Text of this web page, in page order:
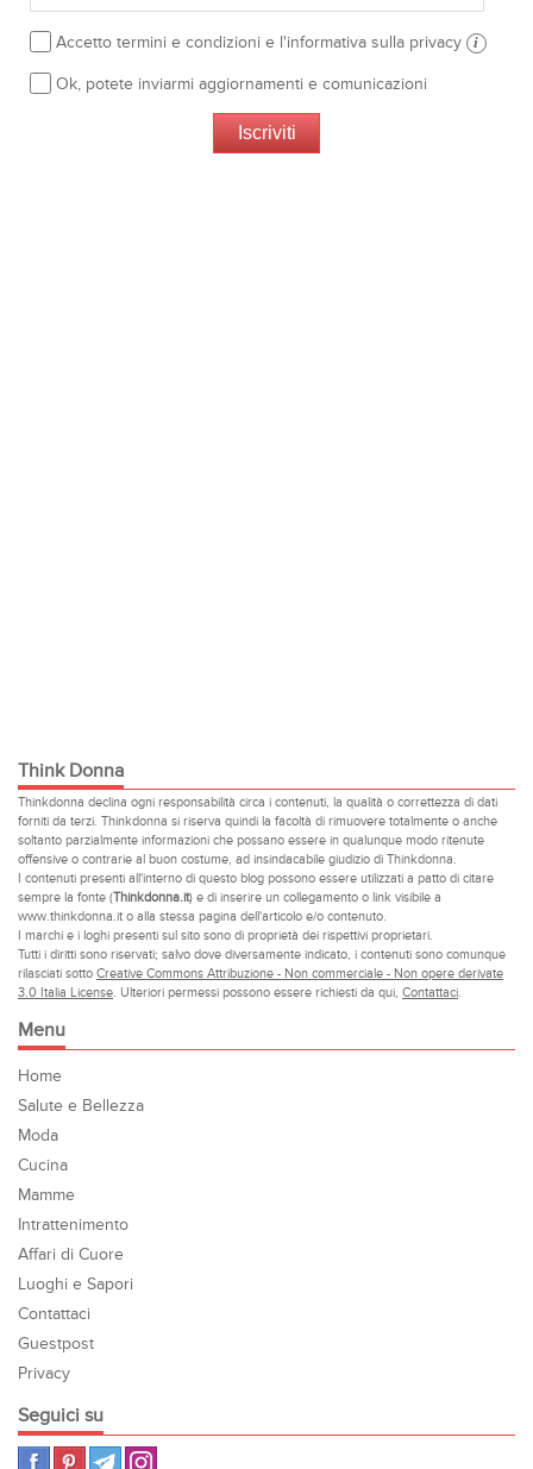
Accetto termini e condizioni e l'informativa sulla privacy i
Ok, potete inviarmi aggiornamenti e comunicazioni
Think Donna
Thinkdonna declina ogni responsabilità circa i contenuti, la qualità o correttezza di dati
forniti da terzi. Thinkdonna si riserva quindi la facoltà di rimuovere totalmente o anche
soltanto parzialmente informazioni che possano essere in qualunque modo ritenute
offensive o contrarie al buon costume, ad insindacabile giudizio di Thinkdonna.
I contenuti presenti all'interno di questo blog possono essere utilizzati a patto di citare
sempre la fonte (Thinkdonna.it) e di inserire un collegamento o link visibile a
www.thinkdonna.it o alla stessa pagina dell'articolo e/o contenuto.
I marchi e i loghi presenti sul sito sono di proprietà dei rispettivi proprietari.
Tutti i diritti sono riservati; salvo dove diversamente indicato, i contenuti sono comunque
rilasciati sotto Creative Commons Attribuzione - Non commerciale - Non opere derivate
3.0 Italia License. Ulteriori permessi possono essere richiesti da qui, Contattaci.
Menu
Home
Salute e Bellezza
Moda
Cucina
Mamme
Intrattenimento
Affari di Cuore
Luoghi e Sapori
Contattaci
Guestpost
Privacy
Seguici su